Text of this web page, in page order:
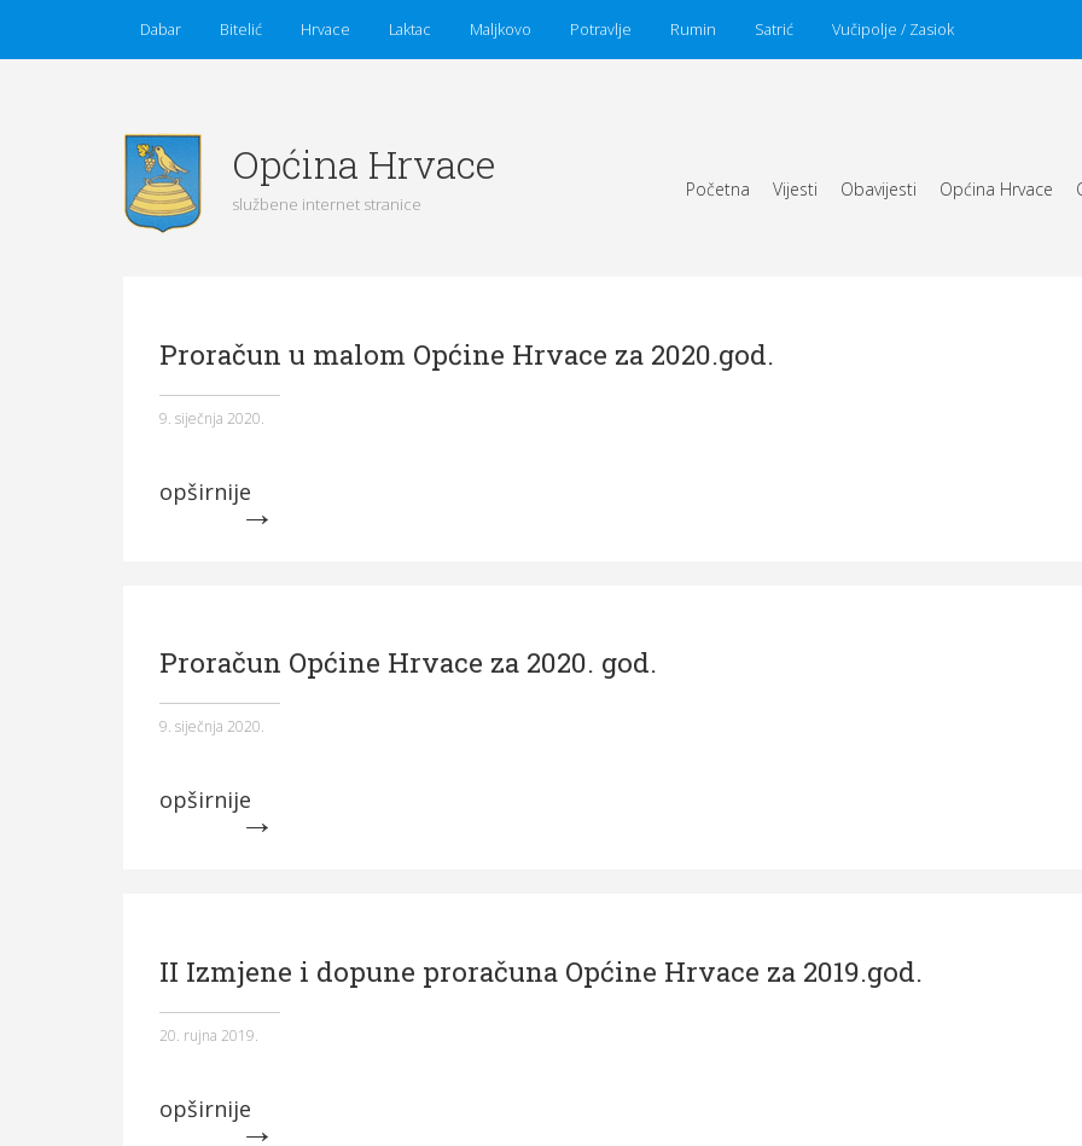
Dabar Bitelić Hrvace Laktac Maljkovo Potravlje Rumin Satrić Vučipolje / Zasiok
Općina Hrvace
službene internet stranice
Početna Vijesti Obavijesti Općina Hrvace
Općinska tijela
Pristup informacijama
Proračun u malom Općine Hrvace za 2020.god.
9. siječnja 2020.
opširnije
Proračun Općine Hrvace za 2020. god.
9. siječnja 2020.
opširnije
II Izmjene i dopune proračuna Općine Hrvace za 2019.god.
20. rujna 2019.
opširnije